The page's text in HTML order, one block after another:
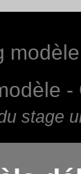
-
stage